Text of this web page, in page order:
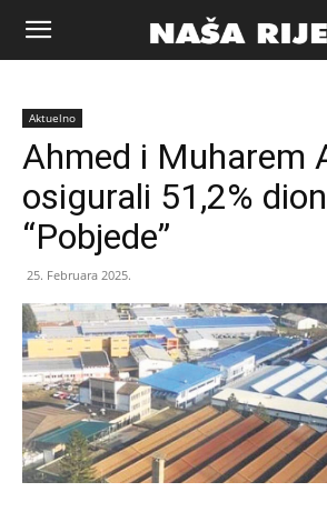
Naša
riječ
Zenica
Aktuelno
Ahmed i Muharem
osigurali 51,2%
“Pobjede”
25. Februara 2025.